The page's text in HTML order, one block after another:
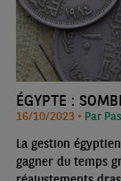
ÉGYPTE :
16/10/2023 • Par
La gestion
gagner du temps